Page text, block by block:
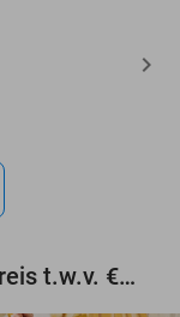
Maak gratis kans op een droomreis t.w.v. €3.000!